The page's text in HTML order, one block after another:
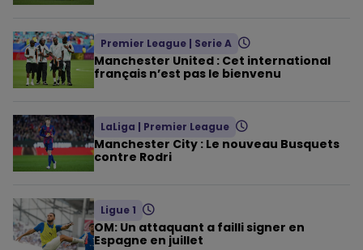
Premier League | Serie A
Manchester United : Cet international
français n’est pas le bienvenu
LaLiga | Premier League
Manchester City : Le nouveau Busquets
contre Rodri
Ligue 1
OM: Un attaquant a failli signer en
Espagne en juillet